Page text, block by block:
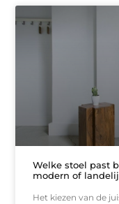
Welke stoel past
modern of
Het kiezen van de